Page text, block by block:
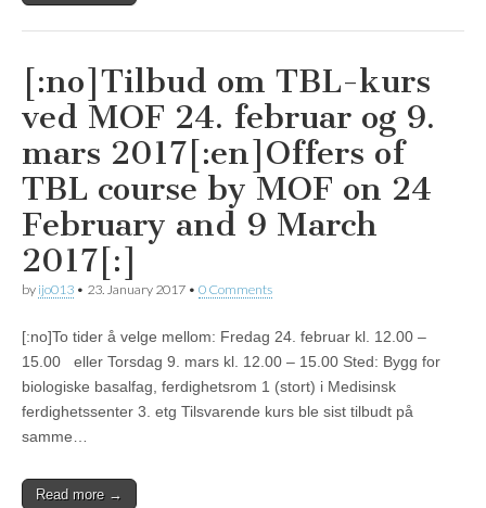
[:no]Tilbud om TBL-kurs
ved MOF 24. februar og 9.
mars 2017[:en]Offers of
TBL course by MOF on 24
February and 9 March
2017[:]
by ijo013 • 23. January 2017 • 0 Comments
[:no]To tider å velge mellom: Fredag 24. februar kl. 12.00 –
15.00 eller Torsdag 9. mars kl. 12.00 – 15.00 Sted: Bygg for
biologiske basalfag, ferdighetsrom 1 (stort) i Medisinsk
ferdighetssenter 3. etg Tilsvarende kurs ble sist tilbudt på
samme…
Read more →